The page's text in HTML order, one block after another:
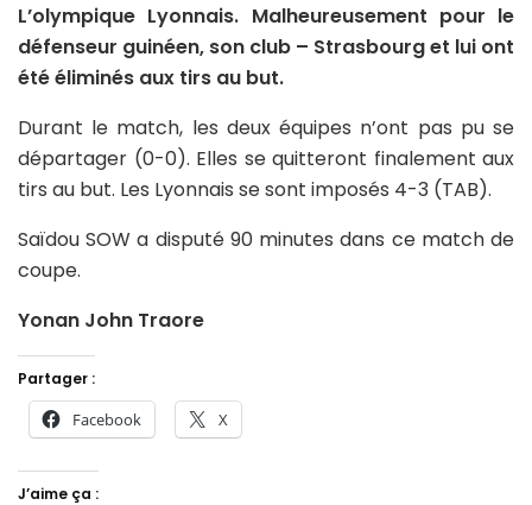
L’olympique Lyonnais. Malheureusement pour le
défenseur guinéen, son club – Strasbourg et lui ont
été éliminés aux tirs au but.
Durant le match, les deux équipes n’ont pas pu se
départager (0-0). Elles se quitteront finalement aux
tirs au but. Les Lyonnais se sont imposés 4-3 (TAB).
Saïdou SOW a disputé 90 minutes dans ce match de
coupe.
Yonan John Traore
Partager :
Facebook X
J’aime ça :